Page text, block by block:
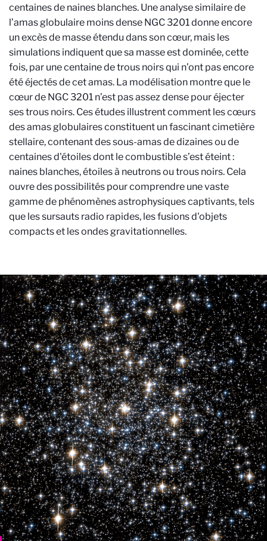
centaines de naines blanches. Une analyse similaire de
l’amas globulaire moins dense NGC 3201 donne encore
un excès de masse étendu dans son cœur, mais les
simulations indiquent que sa masse est dominée, cette
fois, par une centaine de trous noirs qui n’ont pas encore
été éjectés de cet amas. La modélisation montre que le
cœur de NGC 3201 n’est pas assez dense pour éjecter
ses trous noirs. Ces études illustrent comment les cœurs
des amas globulaires constituent un fascinant cimetière
stellaire, contenant des sous-amas de dizaines ou de
centaines d'étoiles dont le combustible s’est éteint :
naines blanches, étoiles à neutrons ou trous noirs. Cela
ouvre des possibilités pour comprendre une vaste
gamme de phénomènes astrophysiques captivants, tels
que les sursauts radio rapides, les fusions d'objets
compacts et les ondes gravitationnelles.